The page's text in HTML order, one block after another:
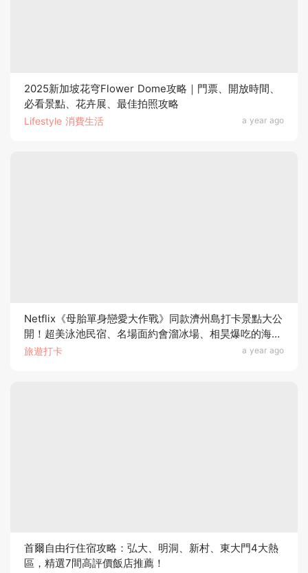
Lifestyle 消費生活 a year ago
2025新加坡花穹Flower Dome攻略｜門票、開放時間、
必看景點、花卉展、最佳拍照攻略
旅遊打卡 a year ago
Netflix《母胎單身戀愛大作戰》同款濟州島打卡景點大公
開！超美泳池民宿、名場面約會溜冰場、相昊爆吃的海鮮
餐廳一次看！
首爾自由行住宿攻略：弘大、明洞、新村、東大門4大熱
區，精選7間高評價飯店推薦！